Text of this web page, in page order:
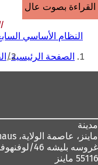
القراءة بصوت عالٍ
النظام الأساسي
أنت الصفحة الرئيسية
مدينة
ماينز، عاصمة الولاية،
غروسه بليشه 46/لوفنهوفشتراسه 1،
55116 ماينز